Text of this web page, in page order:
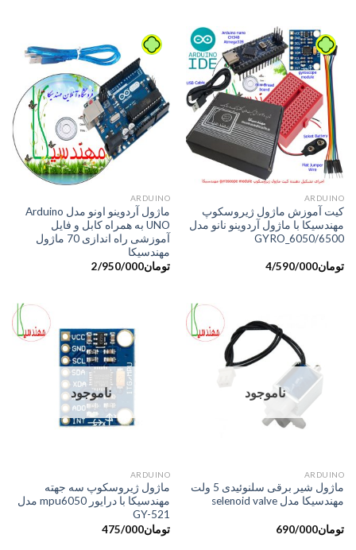
ARDUINO
کیت آموزش ماژول ژیروسکوپ
مهندسیکا با ماژول آردوینو نانو مدل
GYRO_6050/6500
تومان4/590/000
ARDUINO
ماژول آردوینو اونو مدل Arduino
UNO به همراه کابل و فایل
آموزشی راه اندازی 70 ماژول
مهندسیکا
تومان2/950/000
ناموجود
ARDUINO
ماژول شیر برقی سلنوئیدی 5 ولت
مهندسیکا مدل selenoid valve
تومان690/000
ناموجود
ARDUINO
ماژول ژیروسکوپ سه جهته
مهندسیکا با درایور mpu6050 مدل
GY-521
تومان475/000